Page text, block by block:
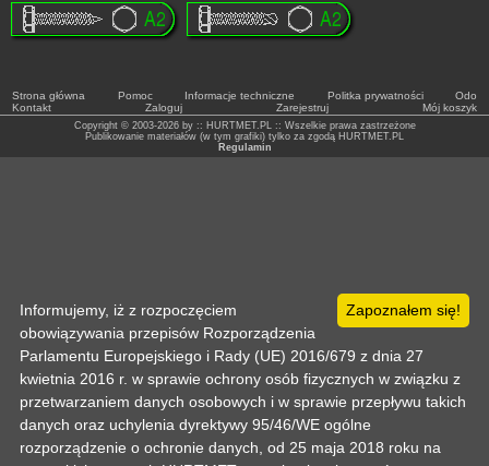
Strona główna Pomoc Informacje techniczne Politka prywatności
Odo
Kontakt
Zaloguj Zarejestruj Mój koszyk
Copyright © 2003-2026 by :: HURTMET.PL :: Wszelkie prawa zastrzeżone
Publikowanie materiałów (w tym grafiki) tylko za zgodą HURTMET.PL
Regulamin
Zapoznałem się!
Informujemy, iż z rozpoczęciem
obowiązywania przepisów Rozporządzenia
Parlamentu Europejskiego i Rady (UE) 2016/679 z dnia 27
kwietnia 2016 r. w sprawie ochrony osób fizycznych w związku z
przetwarzaniem danych osobowych i w sprawie przepływu takich
danych oraz uchylenia dyrektywy 95/46/WE ogólne
rozporządzenie o ochronie danych, od 25 maja 2018 roku na